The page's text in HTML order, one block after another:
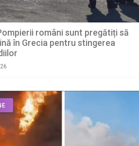
români sunt pregătiți să
în Grecia pentru stingerea